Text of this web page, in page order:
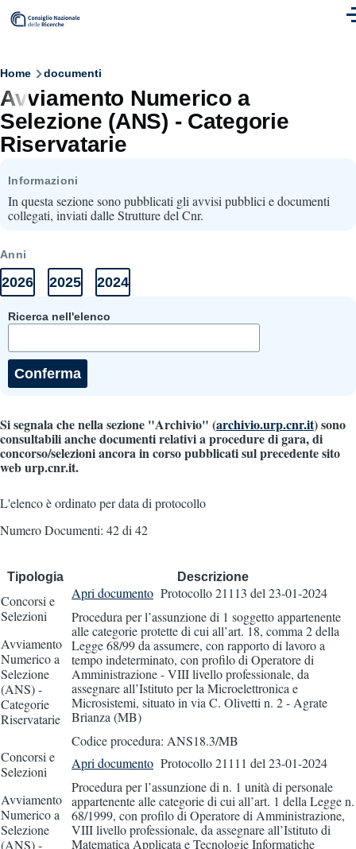
Skip to main content
Breadcrumb
Home documenti
Avviamento Numerico a
Selezione (ANS) - Categorie
Riservatarie
Informazioni
In questa sezione sono pubblicati gli avvisi pubblici e documenti
collegati, inviati dalle Strutture del Cnr.
Anni
Anni
Documenti
Elenco
2026
2026
Elenco
2025
2025
Elenco
2024
2024
Ricerca nell'elenco
Si segnala che nella sezione "Archivio" (archivio.urp.cnr.it) sono
consultabili anche documenti relativi a procedure di gara, di
concorso/selezioni ancora in corso pubblicati sul precedente sito
web urp.cnr.it.
L'elenco è ordinato per data di protocollo
Numero Documenti: 42 di 42
Tipologia Descrizione
Concorsi e
Selezioni
Avviamento
Numerico a
Selezione
(ANS) -
Categorie
Riservatarie
Apri documento Protocollo 21113 del 23-01-2024
Procedura per l’assunzione di 1 soggetto appartenente
alle categorie protette di cui all’art. 18, comma 2 della
Legge 68/99 da assumere, con rapporto di lavoro a
tempo indeterminato, con profilo di Operatore di
Amministrazione - VIII livello professionale, da
assegnare all’Istituto per la Microelettronica e
Microsistemi, situato in via C. Olivetti n. 2 - Agrate
Brianza (MB)
Codice procedura: ANS18.3/MB
Concorsi e
Selezioni
Avviamento
Numerico a
Selezione
(ANS) -
Apri documento Protocollo 21111 del 23-01-2024
Procedura per l’assunzione di n. 1 unità di personale
appartenente alle categorie di cui all’art. 1 della Legge n.
68/1999, con profilo di Operatore di Amministrazione,
VIII livello professionale, da assegnare all’Istituto di
Matematica Applicata e Tecnologie Informatiche